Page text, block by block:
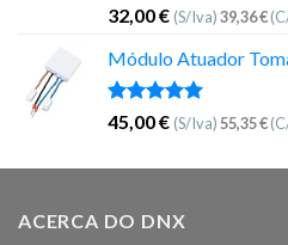
Avaliação
5.00
de 5
32,00€ (S/Iva)39,36€
Módulo Atuador
Avaliação
5.00
de 5
45,00€ (S/Iva)55,35€
ACERCA DO DNX